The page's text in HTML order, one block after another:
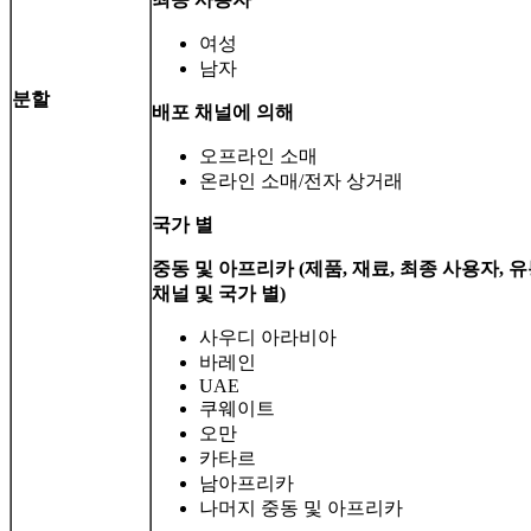
분할
여성
남자
배포 채널에 의해
오프라인 소매
온라인 소매/전자 상거래
국가 별
중동 및 아프리카 (제품, 재료, 최종 사용자,
채널 및 국가 별)
사우디 아라비아
바레인
UAE
쿠웨이트
오만
카타르
남아프리카
나머지 중동 및 아프리카